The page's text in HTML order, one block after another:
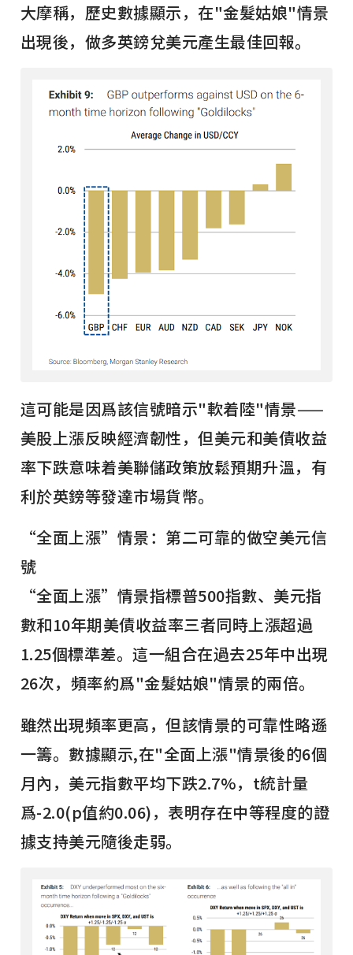
大摩稱，歷史數據顯示，在"金髮姑娘"情景
出現後，做多英鎊兌美元產生最佳回報。
這可能是因爲該信號暗示"軟着陸"情景——
美股上漲反映經濟韌性，但美元和美債收益
率下跌意味着美聯儲政策放鬆預期升溫，有
利於英鎊等發達市場貨幣。
“全面上漲”情景：第二可靠的做空美元信
號
“全面上漲”情景指標普500指數、美元指
數和10年期美債收益率三者同時上漲超過
1.25個標準差。這一組合在過去25年中出現
26次，頻率約爲"金髮姑娘"情景的兩倍。
雖然出現頻率更高，但該情景的可靠性略遜
一籌。數據顯示,在"全面上漲"情景後的6個
月內，美元指數平均下跌2.7%，t統計量
爲-2.0(p值約0.06)，表明存在中等程度的證
據支持美元隨後走弱。